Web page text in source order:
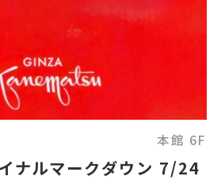
本館 6F
ナルマークダウン 7/24